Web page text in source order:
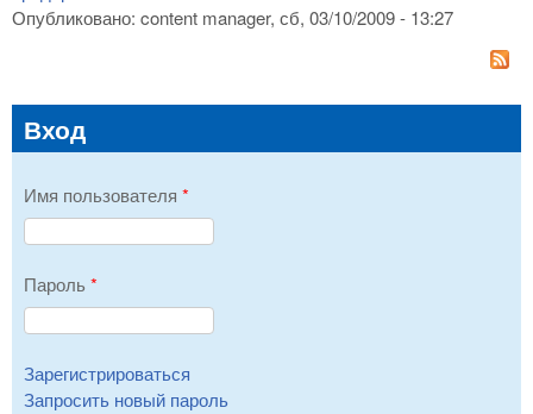
Опубликовано: content manager, сб, 03/10/2009 - 13:27
Вход
Имя пользователя *
Пароль *
Зарегистрироваться
Запросить новый пароль